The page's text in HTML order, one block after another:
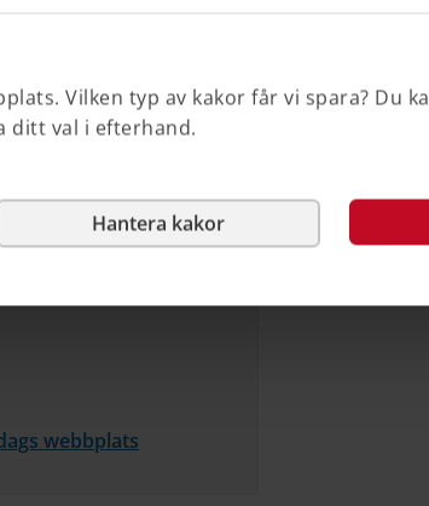
Vilken typ av kakor får vi spara? Du
ditt val i efterhand.
Hantera kakor
och vilka roller som är
är hämtad från
webbplats